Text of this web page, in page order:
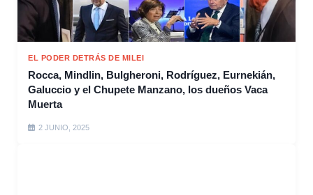
EL PODER DETRÁS DE MILEI
Rocca, Mindlin, Bulgheroni, Rodríguez, Eurnekián,
Galuccio y el Chupete Manzano, los dueños Vaca
Muerta
2 JUNIO, 2025